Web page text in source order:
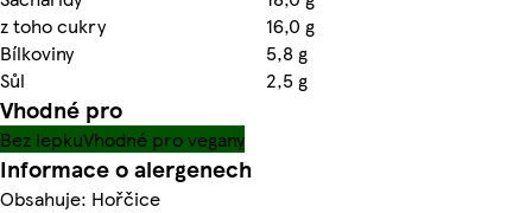
z toho cukry
16,0 g
Bílkoviny
5,8 g
Sůl
2,5 g
Vhodné pro
Bez lepkuVhodné pro vegany
Informace o alergenech
Obsahuje: Hořčice